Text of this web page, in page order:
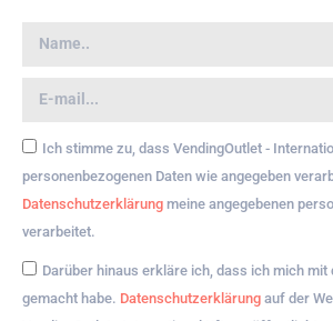
Ich stimme zu, dass VendingOutlet -
personenbezogenen Daten wie angegeben
Datenschutzerklärung meine angegebenen
verarbeitet.
Darüber hinaus erkläre ich, dass ich mich
gemacht habe. Datenschutzerklärung auf der